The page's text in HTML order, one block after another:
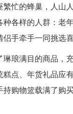
忙的蜂巢，人山
各样的人群：老
手牵手一同挑选喜
琳琅满目的商品，
点、年货礼品应
购物篮载满了购